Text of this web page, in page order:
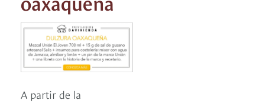
A partir de la